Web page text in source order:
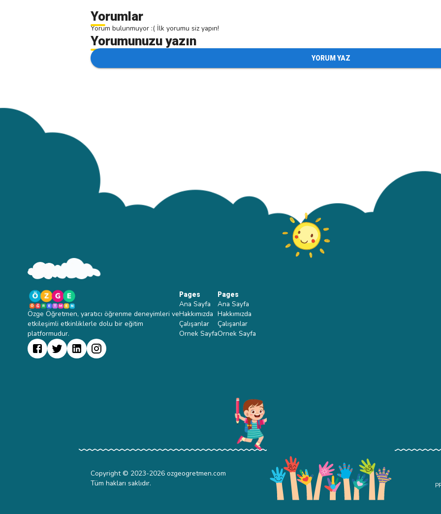
Yorumlar
Yorum bulunmuyor :( İlk yorumu siz yapın!
Yorumunuzu yazın
YORUM YAZ
Özge Öğretmen, yaratıcı öğrenme deneyimleri ve
etkileşimli etkinliklerle dolu bir eğitim
platformudur.
Pages
Ana Sayfa
Hakkımızda
Çalışanlar
Ornek Sayfa
Pages
Ana Sayfa
Hakkımızda
Çalışanlar
Ornek Sayfa
Copyright © 2023-2026 ozgeogretmen.com
Tüm hakları saklıdır.